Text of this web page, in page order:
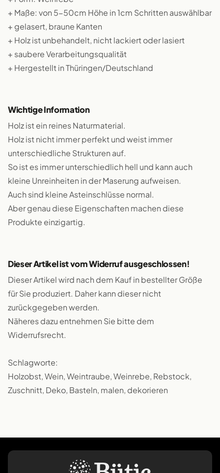
+ Maße: von 5-50cm Höhe in 1cm Schritten auswählbar
+ gelasert, braune Kanten
+ Holz ist unbehandelt, nicht lackiert oder lasiert
+ saubere Verarbeitungsqualität
+ Hergestellt in Thüringen/Deutschland
Wichtige Information
Holz ist ein reines Naturmaterial.
Holz ist nicht immer perfekt und weist immer
unterschiedliche Strukturen auf.
So ist es immer unterschiedlich hell und kann auch
kleine Unreinheiten in der Maserung aufweisen.
Auch sind kleine Asteinschlüsse normal.
Aber genau diese Eigenschaften machen diese
Produkte einzigartig.
Dieser Artikel ist vom Widerruf ausgeschlossen!
Dieser Artikel wird nach dem Kauf in bestellter Größe
für Sie produziert. Daher kann dieser nicht
zurückgegeben werden.
Näheres dazu entnehmen Sie bitte dem
Widerrufsrecht.
Schlagworte:
Holzobst, Wein, Weintraube, Weinrebe, Rebstock,
Zuschnitt, Deko, Basteln, malen, dekorieren